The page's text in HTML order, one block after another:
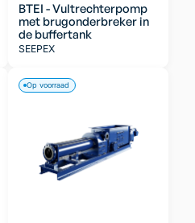
BTEI - Vultrechterpomp
met brugonderbreker in
de buffertank
SEEPEX
Op voorraad